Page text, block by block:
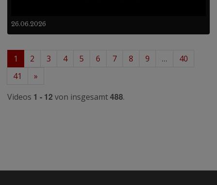
26.06.2026
1 2 3 4 5 6 7 8 9 …
40
41
»
Videos 1 - 12 von insgesamt488.